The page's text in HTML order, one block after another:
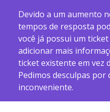
Devido a um aumento
tempos de resposta
você já possui um
adicionar mais
ticket existente em vez
Pedimos desculpas por
inconveniente.